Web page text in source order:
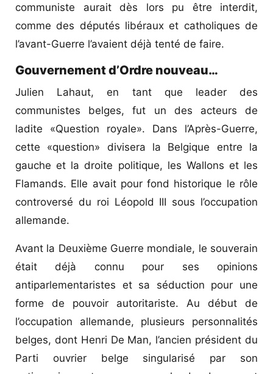
communiste aurait dès lors pu être interdit,
comme des députés libéraux et catholiques de
l’avant-Guerre l’avaient déjà tenté de faire.
Gouvernement d’Ordre nouveau…
Julien Lahaut, en tant que leader des
communistes belges, fut un des acteurs de
ladite «Question royale». Dans l’Après-Guerre,
cette «question» divisera la Belgique entre la
gauche et la droite politique, les Wallons et les
Flamands. Elle avait pour fond historique le rôle
controversé du roi Léopold III sous l’occupation
allemande.
Avant la Deuxième Guerre mondiale, le souverain
était déjà connu pour ses opinions
antiparlementaristes et sa séduction pour une
forme de pouvoir autoritariste. Au début de
l’occupation allemande, plusieurs personnalités
belges, dont Henri De Man, l’ancien président du
Parti ouvrier belge singularisé par son